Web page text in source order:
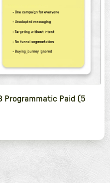
Programmatic Paid (5